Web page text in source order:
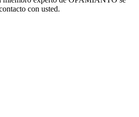
con usted.